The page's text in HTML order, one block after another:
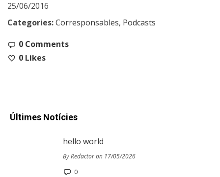
25/06/2016
Categories:Corresponsables, Podcasts
0 Comments
0 Likes
Últimes Notícies
hello world
By Redactor on 17/05/2026
0